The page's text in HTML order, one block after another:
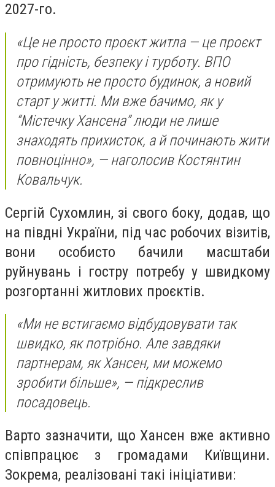
2027-го.
«Це не просто проєкт житла — це проєкт
про гідність, безпеку і турботу. ВПО
отримують не просто будинок, а новий
старт у житті. Ми вже бачимо, як у
“Містечку Хансена” люди не лише
знаходять прихисток, а й починають жити
повноцінно», — наголосив Костянтин
Ковальчук.
Сергій Сухомлин, зі свого боку, додав, що
на півдні України, під час робочих візитів,
вони особисто бачили масштаби
руйнувань і гостру потребу у швидкому
розгортанні житлових проєктів.
«Ми не встигаємо відбудовувати так
швидко, як потрібно. Але завдяки
партнерам, як Хансен, ми можемо
зробити більше», — підкреслив
посадовець.
Варто зазначити, що Хансен вже активно
співпрацює з громадами Київщини.
Зокрема, реалізовані такі ініціативи: